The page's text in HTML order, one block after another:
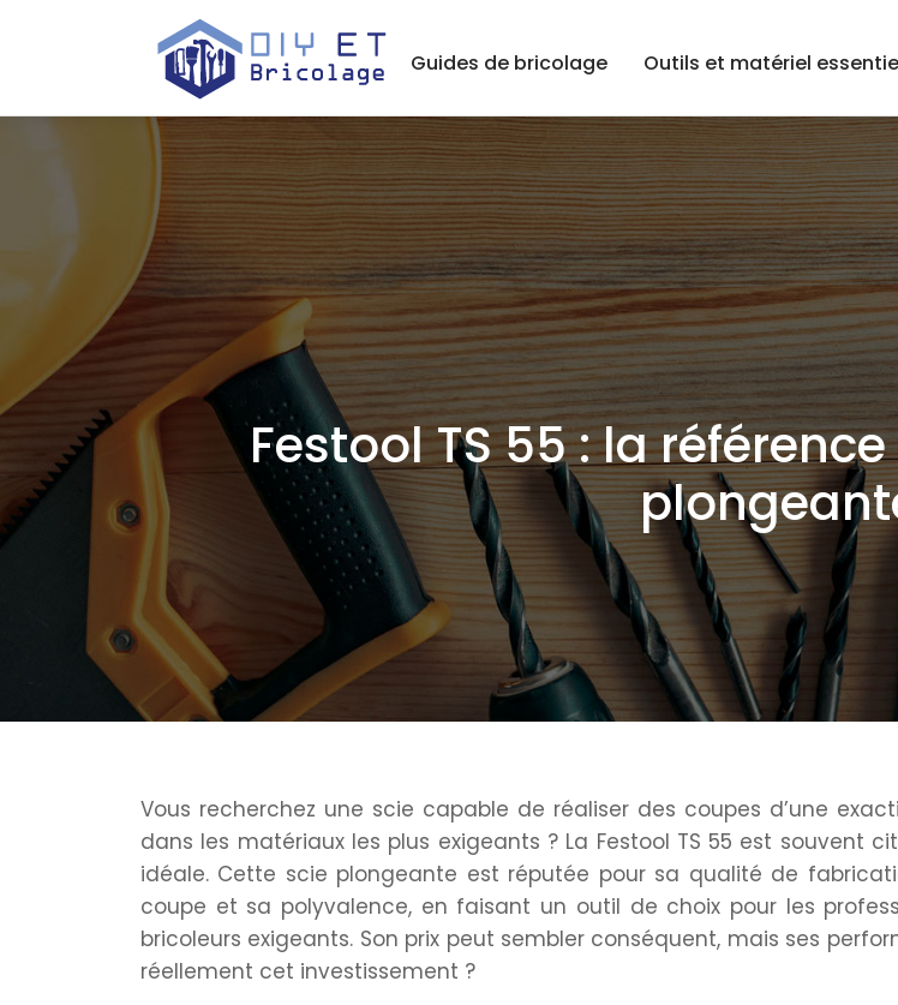
Guides de bricolage Outils et matériel
Festool TS 55 : la
Vous recherchez une scie capable de réaliser des coupes d’une
dans les matériaux les plus exigeants ? La Festool TS 55 est souvent
idéale. Cette scie plongeante est réputée pour sa qualité de
coupe et sa polyvalence, en faisant un outil de choix pour les
bricoleurs exigeants. Son prix peut sembler conséquent, mais ses
réellement cet investissement ?